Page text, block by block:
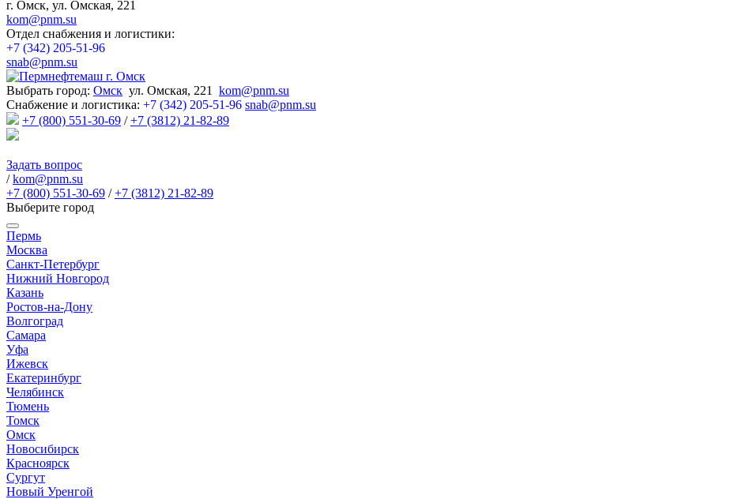
г. Омск, ул. Омская, 221
kom@pnm.su
Отдел снабжения и логистики:
+7 (342) 205-51-96
snab@pnm.su
Выбрать город: Омск ул. Омская, 221 kom@pnm.su
Снабжение и логистика: +7 (342) 205-51-96 snab@pnm.su
+7 (800) 551-30-69 /+7 (3812) 21-82-89
Задать вопрос
/kom@pnm.su
+7 (800) 551-30-69 /+7 (3812) 21-82-89
Выберите город
Пермь
Москва
Санкт-Петербург
Нижний Новгород
Казань
Ростов-на-Дону
Волгоград
Самара
Уфа
Ижевск
Екатеринбург
Челябинск
Тюмень
Томск
Омск
Новосибирск
Красноярск
Сургут
Новый Уренгой